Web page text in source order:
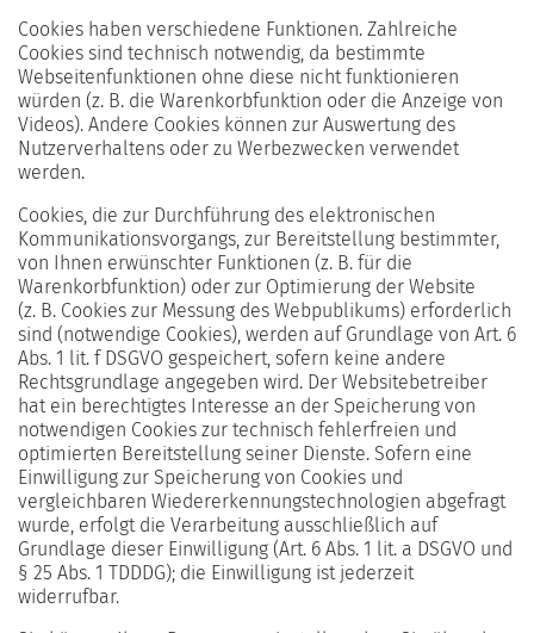
Cookies haben verschiedene Funktionen. Zahlreiche
Cookies sind technisch notwendig, da bestimmte
Webseitenfunktionen ohne diese nicht funktionieren
würden (z. B. die Warenkorbfunktion oder die Anzeige von
Videos). Andere Cookies können zur Auswertung des
Nutzerverhaltens oder zu Werbezwecken verwendet
werden.
Cookies, die zur Durchführung des elektronischen
Kommunikationsvorgangs, zur Bereitstellung bestimmter,
von Ihnen erwünschter Funktionen (z. B. für die
Warenkorbfunktion) oder zur Optimierung der Website
(z. B. Cookies zur Messung des Webpublikums) erforderlich
sind (notwendige Cookies), werden auf Grundlage von Art. 6
Abs. 1 lit. f DSGVO gespeichert, sofern keine andere
Rechtsgrundlage angegeben wird. Der Websitebetreiber
hat ein berechtigtes Interesse an der Speicherung von
notwendigen Cookies zur technisch fehlerfreien und
optimierten Bereitstellung seiner Dienste. Sofern eine
Einwilligung zur Speicherung von Cookies und
vergleichbaren Wiedererkennungstechnologien abgefragt
wurde, erfolgt die Verarbeitung ausschließlich auf
Grundlage dieser Einwilligung (Art. 6 Abs. 1 lit. a DSGVO und
§ 25 Abs. 1 TDDDG); die Einwilligung ist jederzeit
widerrufbar.